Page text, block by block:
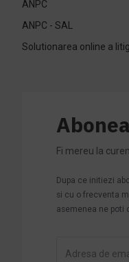
ANPC
ANPC - SAL
Solutionarea online a
Fi mereu la
Dupa ce initiezi
si cu o frecventa
asemenea ne poti